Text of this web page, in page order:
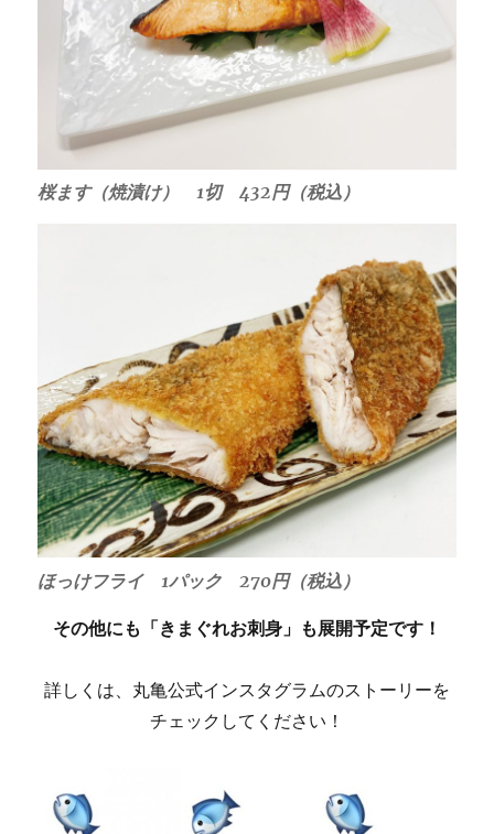
桜ます（焼漬け） 1切 432円（税込）
ほっけフライ 1パック 270円（税込）
その他にも「きまぐれお刺身」も展開予定です！
詳しくは、丸亀公式インスタグラムのストーリーを
チェックしてください！